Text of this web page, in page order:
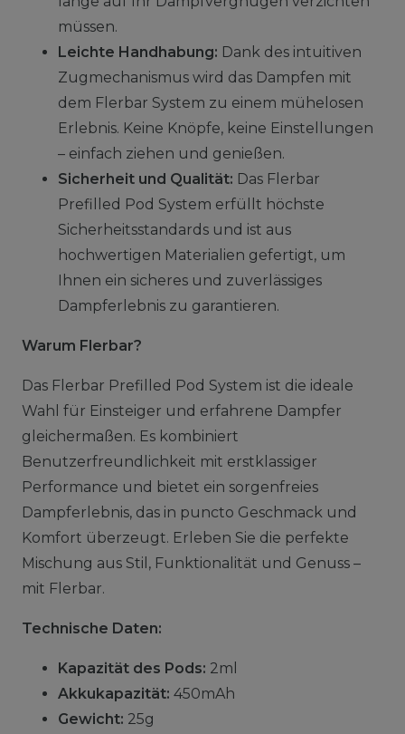
müssen.
Leichte Handhabung: Dank des intuitiven
Zugmechanismus wird das Dampfen mit
dem Flerbar System zu einem mühelosen
Erlebnis. Keine Knöpfe, keine Einstellungen
– einfach ziehen und genießen.
Sicherheit und Qualität: Das Flerbar
Prefilled Pod System erfüllt höchste
Sicherheitsstandards und ist aus
hochwertigen Materialien gefertigt, um
Ihnen ein sicheres und zuverlässiges
Dampferlebnis zu garantieren.
Warum Flerbar?
Das Flerbar Prefilled Pod System ist die ideale
Wahl für Einsteiger und erfahrene Dampfer
gleichermaßen. Es kombiniert
Benutzerfreundlichkeit mit erstklassiger
Performance und bietet ein sorgenfreies
Dampferlebnis, das in puncto Geschmack und
Komfort überzeugt. Erleben Sie die perfekte
Mischung aus Stil, Funktionalität und Genuss –
mit Flerbar.
Technische Daten:
Kapazität des Pods: 2ml
Akkukapazität: 450mAh
Gewicht: 25g